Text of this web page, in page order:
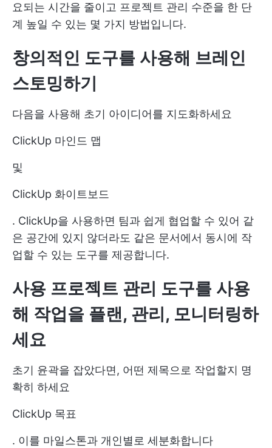
요되는 시간을 줄이고 프로젝트 관리 수준을 한 단
계 높일 수 있는 몇 가지 방법입니다.
창의적인 도구를 사용해 브레인
스토밍하기
다음을 사용해 초기 아이디어를 지도화하세요
ClickUp 마인드 맵
및
ClickUp 화이트보드
. ClickUp을 사용하면 팀과 쉽게 협업할 수 있어 같
은 공간에 있지 않더라도 같은 문서에서 동시에 작
업할 수 있는 도구를 제공합니다.
사용 프로젝트 관리 도구를 사용
해 작업을 플랜, 관리, 모니터링하
세요
초기 윤곽을 잡았다면, 어떤 제목으로 작업할지 명
확히 하세요
ClickUp 목표
. 이를 마일스톤과 개인별로 세분화합니다